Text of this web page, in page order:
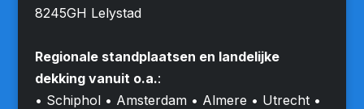
8245GH Lelystad
Regionale standplaatsen en landelijke
dekking vanuit o.a.:
• Schiphol • Amsterdam • Almere • Utrecht •